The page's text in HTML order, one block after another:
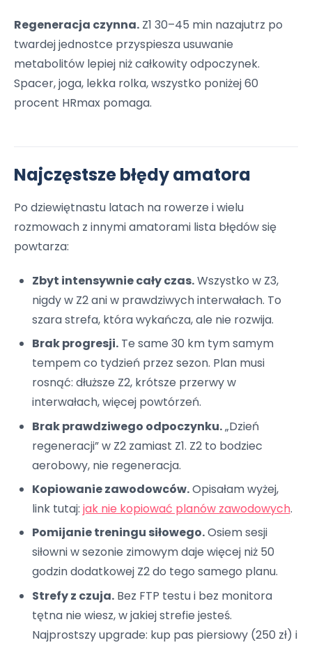
Regeneracja czynna. Z1 30–45 min nazajutrz po
twardej jednostce przyspiesza usuwanie
metabolitów lepiej niż całkowity odpoczynek.
Spacer, joga, lekka rolka, wszystko poniżej 60
procent HRmax pomaga.
Najczęstsze błędy amatora
Po dziewiętnastu latach na rowerze i wielu
rozmowach z innymi amatorami lista błędów się
powtarza:
Zbyt intensywnie cały czas.Wszystko w Z3,
nigdy w Z2 ani w prawdziwych interwałach. To
szara strefa, która wykańcza, ale nie rozwija.
Brak progresji.Te same 30 km tym samym
tempem co tydzień przez sezon. Plan musi
rosnąć: dłuższe Z2, krótsze przerwy w
interwałach, więcej powtórzeń.
Brak prawdziwego odpoczynku.„Dzień
regeneracji” w Z2 zamiast Z1. Z2 to bodziec
aerobowy, nie regeneracja.
Kopiowanie zawodowców.Opisałam wyżej,
link tutaj: jak nie kopiować planów zawodowych.
Pomijanie treningu siłowego.Osiem sesji
siłowni w sezonie zimowym daje więcej niż 50
godzin dodatkowej Z2 do tego samego planu.
Strefy z czuja.Bez FTP testu i bez monitora
tętna nie wiesz, w jakiej strefie jesteś.
Najprostszy upgrade: kup pas piersiowy (250 zł) i